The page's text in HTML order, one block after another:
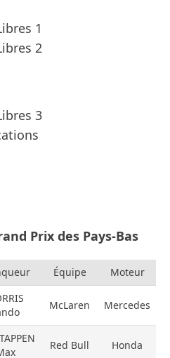
1
2
3
Prix des Pays-Bas
Équipe Moteur
McLaren Mercedes
Red Bull Honda